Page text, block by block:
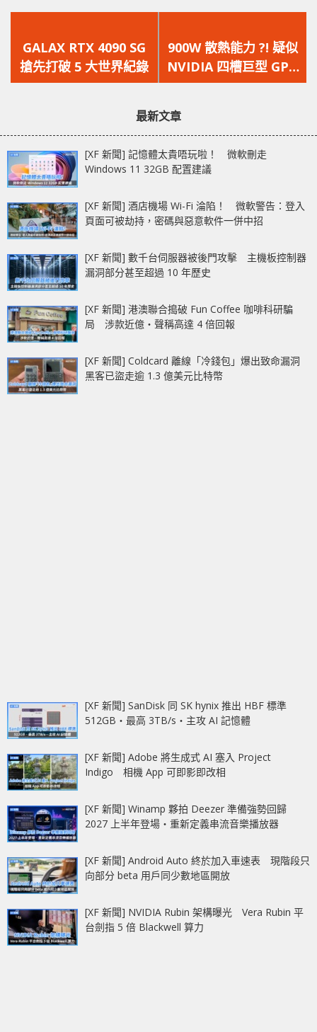
一
篇
文
GALAX RTX 4090 SG
搶先打破 5 大世界紀錄
一
篇
文
900W 散熱能力 ?! 疑似
NVIDIA 四槽巨型 GPU
散熱器更多實物照流出
最新文章
[XF 新聞] 記憶體太貴唔玩啦！ 微軟刪走
Windows 11 32GB 配置建議
[XF 新聞] 酒店機場 Wi-Fi 淪陷！ 微軟警告：登入
頁面可被劫持，密碼與惡意軟件一併中招
[XF 新聞] 數千台伺服器被後門攻擊 主機板控制器
漏洞部分甚至超過 10 年歷史
[XF 新聞] 港澳聯合搗破 Fun Coffee 咖啡科研騙
局 涉款近億‧聲稱高達 4 倍回報
[XF 新聞] Coldcard 離線「冷錢包」爆出致命漏洞
黑客已盜走逾 1.3 億美元比特幣
[XF 新聞] SanDisk 同 SK hynix 推出 HBF 標準
512GB‧最高 3TB/s‧主攻 AI 記憶體
[XF 新聞] Adobe 將生成式 AI 塞入 Project
Indigo 相機 App 可即影即改相
[XF 新聞] Winamp 夥拍 Deezer 準備強勢回歸
2027 上半年登場‧重新定義串流音樂播放器
[XF 新聞] Android Auto 終於加入車速表 現階段只
向部分 beta 用戶同少數地區開放
[XF 新聞] NVIDIA Rubin 架構曝光 Vera Rubin 平
台劍指 5 倍 Blackwell 算力